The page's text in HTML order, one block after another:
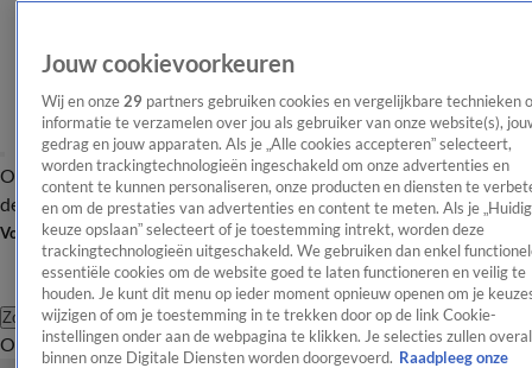
OverzichtAfleveringen Entertainment TV Algemeen
Tip
de redactieNieuwsbrief
Volg Shownieuws
Zoeken
OverzichtEntertainmentSpraakmakendRealityCrimeVideo's
Jouw cookievoorkeuren
Wij en onze 29 partners gebruiken cookies en vergelijkbare technieken
informatie te verzamelen over jou als gebruiker van onze website(s),
gedrag en jouw apparaten. Als je „Alle cookies accepteren” selecteert,
worden trackingtechnologieën ingeschakeld om onze advertenties en
content te kunnen personaliseren, onze producten en diensten te
en om de prestaties van advertenties en content te meten. Als je
keuze opslaan” selecteert of je toestemming intrekt, worden deze
trackingtechnologieën uitgeschakeld. We gebruiken dan enkel
essentiële cookies om de website goed te laten functioneren en veilig te
houden. Je kunt dit menu op ieder moment opnieuw openen om je
wijzigen of om je toestemming in te trekken door op de link Cookie-
instellingen onder aan de webpagina te klikken. Je selecties zullen overal
binnen onze Digitale Diensten worden doorgevoerd. Raadpleeg onze